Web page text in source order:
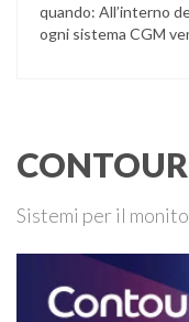
quando: All’interno
ogni sistema CGM
CONTOUR
Sistemi per il